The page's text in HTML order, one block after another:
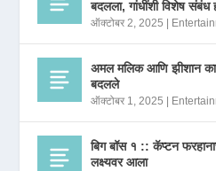
बदलला, गांधींशी विशेष संबंध
ऑक्टोबर 2, 2025
अमल मलिक आणि झीशान
बदलले
ऑक्टोबर 1, 2025
बिग बॉस १ :: कॅप्टन
लक्ष्यवर आला